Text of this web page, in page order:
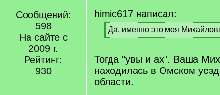
Сообщений:
598
На сайте с
2009 г.
Рейтинг:
930
himic617 написал:
[
q
Да, именно это моя
[
q
]
Тогда "увы и ах". Ваша
находилась в Омском
области.